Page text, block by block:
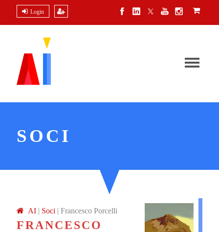
Login
SOCI
AI | Soci | Francesco Porcelli
FRANCESCO